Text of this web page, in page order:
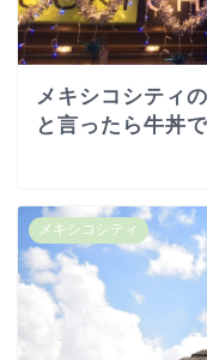
メキシコシティ
と言ったら牛丼
メキシコシティ